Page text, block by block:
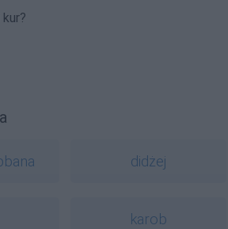
didżej
karob